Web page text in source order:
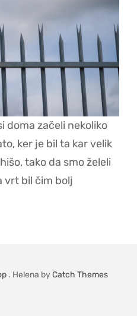
doma začeli nekoliko
ker je bil ta kar velik
tako da smo želeli
vrt bil čim bolj
. Helena byCatch Themes